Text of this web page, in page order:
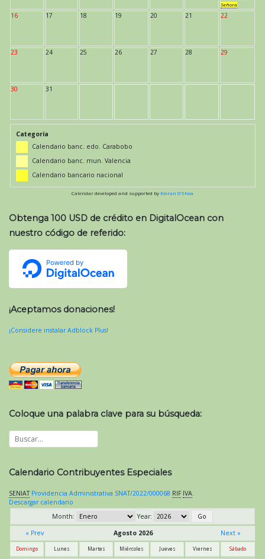
Señora
16 17 18 19 20 21 22
23 24 25 26 27 28 29
30 31
Categoría
Calendario banc. edo. Carabobo
Calendario banc. mun. Valencia
Calendario bancario nacional
Calendar developed and supported by Kieran O'Shea
Obtenga 100 USD de crédito en DigitalOcean con
nuestro código de referido:
¡Aceptamos donaciones!
¡Considere instalar Adblock Plus!
Coloque una palabra clave para su búsqueda:
Calendario Contribuyentes Especiales
SENIAT Providencia Administrativa SNAT/2022/000068 RIF IVA.
Descargar calendario
Month:
Year:
« Prev
Agosto 2026 Next »
Domingo Lunes Martes Miércoles Jueves Viernes Sábado